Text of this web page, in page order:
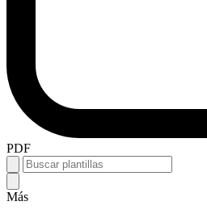
PDF
Más